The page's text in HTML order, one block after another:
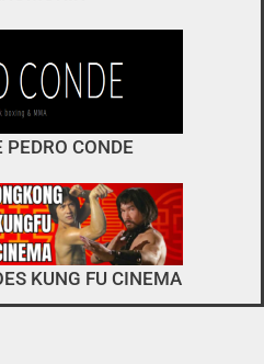
integrarse
PEDRO CONDE
KUNG FU CINEMA